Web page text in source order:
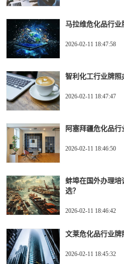
马拉维危化品行
2026-02-11 18:47:58
智利化工行业牌
2026-02-11 18:47:47
阿塞拜疆危化品
2026-02-11 18:46:50
蚌埠在国外办理
选？
2026-02-11 18:46:42
文莱危化品行业
2026-02-11 18:45:32